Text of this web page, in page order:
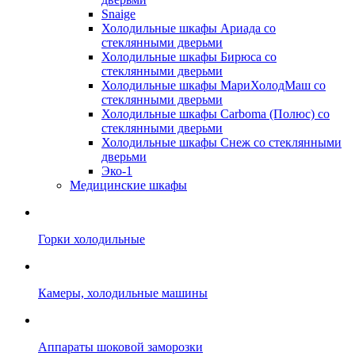
Snaige
Холодильные шкафы Ариада со
стеклянными дверьми
Холодильные шкафы Бирюса со
стеклянными дверьми
Холодильные шкафы МариХолодМаш со
стеклянными дверьми
Холодильные шкафы Carboma (Полюс) со
стеклянными дверьми
Холодильные шкафы Снеж со стеклянными
дверьми
Эко-1
Медицинские шкафы
Горки холодильные
Камеры, холодильные машины
Аппараты шоковой заморозки